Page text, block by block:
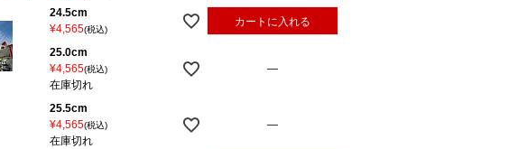
24.5cm
¥4,565 税込
カートに入れる
25.0cm
¥4,565 税込
在庫切れ
—
25.5cm
¥4,565 税込
在庫切れ
—